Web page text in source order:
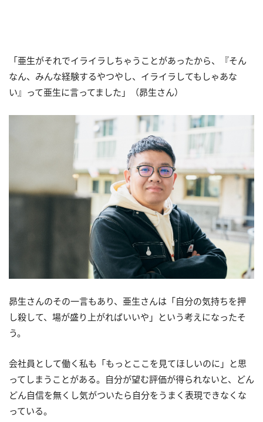
「亜生がそれでイライラしちゃうことがあったから、『そん
なん、みんな経験するやつやし、イライラしてもしゃあな
い』って亜生に言ってました」（昴生さん）
昴生さんのその一言もあり、亜生さんは「自分の気持ちを押
し殺して、場が盛り上がればいいや」という考えになったそ
う。
会社員として働く私も「もっとここを見てほしいのに」と思
ってしまうことがある。自分が望む評価が得られないと、どん
どん自信を無くし気がついたら自分をうまく表現できなくな
っている。